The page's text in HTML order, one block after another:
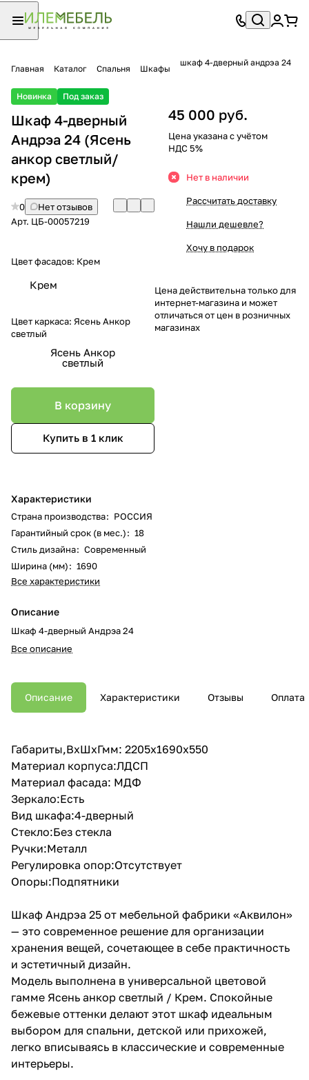
Главная Каталог Спальня Шкафы
шкаф 4-дверный андрэа 24
Новинка Под заказ
Шкаф 4-дверный
Андрэа 24 (Ясень
анкор светлый/
крем)
0
Нет отзывов
Арт. ЦБ-00057219
Цвет фасадов: Крем
Крем
Цвет каркаса: Ясень Анкор
светлый
Ясень Анкор
светлый
В корзину
Купить в 1 клик
Характеристики
Страна производства: РОССИЯ
Гарантийный срок (в мес.): 18
Стиль дизайна: Современный
Ширина (мм): 1690
Все характеристики
Описание
Шкаф 4-дверный Андрэа 24
Все описание
45 000 руб.
Цена указана с учётом
НДС 5%
Нет в наличии
Рассчитать доставку
Нашли дешевле?
Хочу в подарок
Цена действительна только для
интернет-магазина и может
отличаться от цен в розничных
магазинах
Описание Характеристики Отзывы Оплата
Габариты,ВхШхГмм: 2205х1690х550
Материал корпуса:ЛДСП
Материал фасада: МДФ
Зеркало:Есть
Вид шкафа:4-дверный
Стекло:Без стекла
Ручки:Металл
Регулировка опор:Отсутствует
Опоры:Подпятники
Шкаф Андрэа 25 от мебельной фабрики «Аквилон»
— это современное решение для организации
хранения вещей, сочетающее в себе практичность
и эстетичный дизайн.
Модель выполнена в универсальной цветовой
гамме Ясень анкор светлый / Крем. Спокойные
бежевые оттенки делают этот шкаф идеальным
выбором для спальни, детской или прихожей,
легко вписываясь в классические и современные
интерьеры.